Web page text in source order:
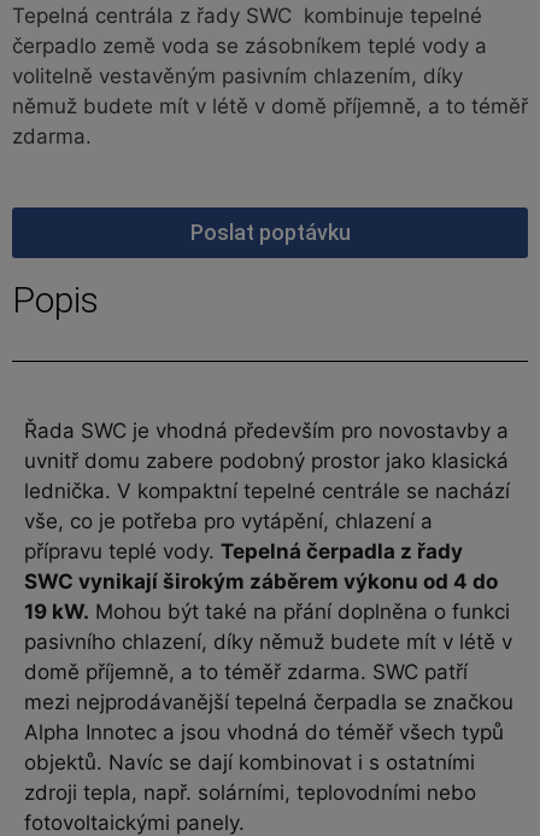
Tepelná centrála z řady SWC kombinuje tepelné
čerpadlo země voda se zásobníkem teplé vody a
volitelně vestavěným pasivním chlazením, díky
němuž budete mít v létě v domě příjemně, a to téměř
zdarma.
Poslat poptávku
Popis
Řada SWC je vhodná především pro novostavby a
uvnitř domu zabere podobný prostor jako klasická
lednička. V kompaktní tepelné centrále se nachází
vše, co je potřeba pro vytápění, chlazení a
přípravu teplé vody. Tepelná čerpadla z řady
SWC vynikají širokým záběrem výkonu od 4 do
19 kW. Mohou být také na přání doplněna o funkci
pasivního chlazení, díky němuž budete mít v létě v
domě příjemně, a to téměř zdarma. SWC patří
mezi nejprodávanější tepelná čerpadla se značkou
Alpha Innotec a jsou vhodná do téměř všech typů
objektů. Navíc se dají kombinovat i s ostatními
zdroji tepla, např. solárními, teplovodními nebo
fotovoltaickými panely.